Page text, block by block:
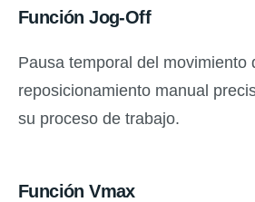
Función Jog-Off
Pausa temporal del movimiento
reposicionamiento manual
su proceso de trabajo.
Función Vmax